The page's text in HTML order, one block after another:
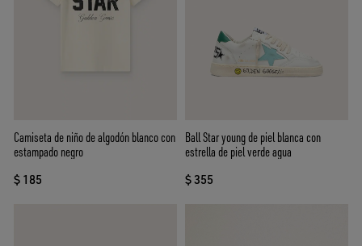
Camiseta de niño de algodón blanco con
estampado negro
$ 185
Ball Star young de piel blanca con
estrella de piel verde agua
$ 355